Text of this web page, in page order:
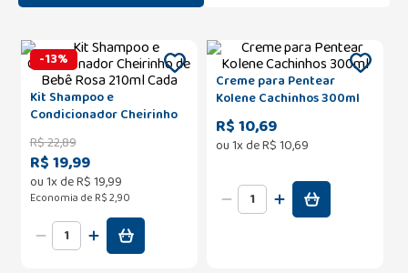
-13%
Kit Shampoo e
Condicionador Cheirinho
de Bebê Rosa 210ml Cada
R$22,89
R$ 19,99
ou1x deR$19,99
Economia de R$ 2,90
Creme para Pentear
Kolene Cachinhos 300ml
R$ 10,69
ou1x deR$10,69